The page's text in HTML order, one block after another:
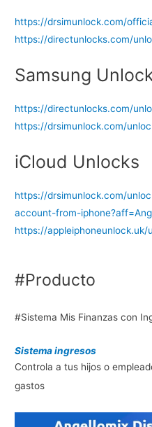
https://drsimunlock.com/
https://directunlocks.com/
Samsung
https://directunlocks.com/
https://drsimunlock.com/
iCloud Unlocks
https://drsimunlock.com/
account-from-iphone?aff=
https://appleiphoneunlock.uk/
#Producto
#Sistema Mis Finanzas con
Sistema ingresos
Controla a tus hijos o
gastos